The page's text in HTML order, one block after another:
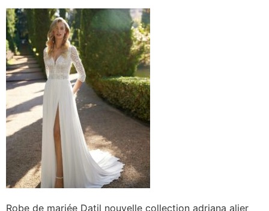
Robe de mariée Datil nouvelle collection adriana alier